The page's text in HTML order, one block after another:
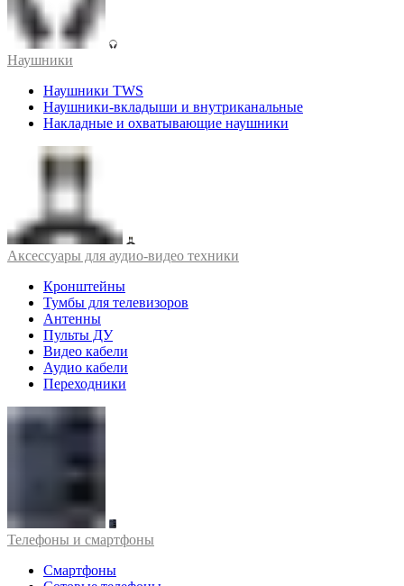
Наушники
Наушники TWS
Наушники-вкладыши и внутриканальные
Накладные и охватывающие наушники
Аксессуары для аудио-видео техники
Кронштейны
Тумбы для телевизоров
Антенны
Пульты ДУ
Видео кабели
Аудио кабели
Переходники
Телефоны и смартфоны
Смартфоны